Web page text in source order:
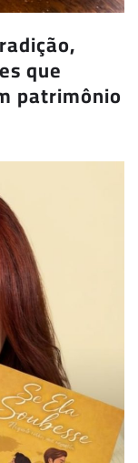
que
patrimônio